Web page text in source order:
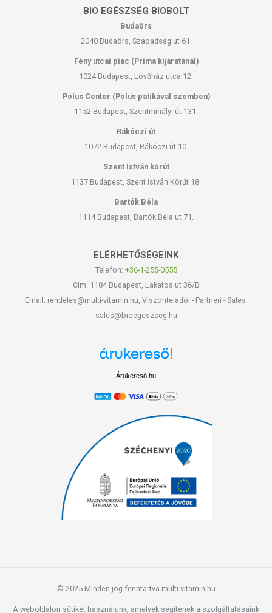
BIO EGÉSZSÉG BIOBOLT
Budaörs
2040 Budaörs, Szabadság út 61.
Fény utcai piac (Príma kijáratánál)
1024 Budapest, Lövőház utca 12.
Pólus Center (Pólus patikával szemben)
1152 Budapest, Szentmihályi út 131.
Rákóczi út
1072 Budapest, Rákóczi út 10.
Szent István körút
1137 Budapest, Szent István Körút 18.
Bartók Béla
1114 Budapest, Bartók Béla út 71.
ELÉRHETŐSÉGEINK
Telefon: +36-1-255-0555
Cím: 1184 Budapest, Lakatos út 36/B
Email: rendeles@multi-vitamin.hu, Viszonteladói - Partneri - Sales:
sales@bioegeszseg.hu
Árukereső.hu
© 2025 Minden jog fenntartva multi-vitamin.hu
A weboldalon sütiket használunk, amelyek segítenek a szolgáltatásaink